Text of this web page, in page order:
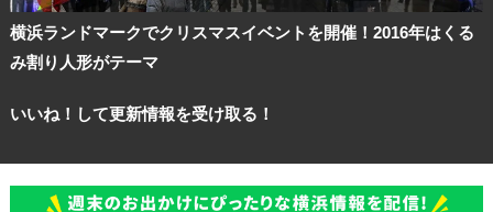
横浜ランドマークでクリスマスイベントを開催！2016年はくる
み割り人形がテーマ
いいね！して更新情報を受け取る！